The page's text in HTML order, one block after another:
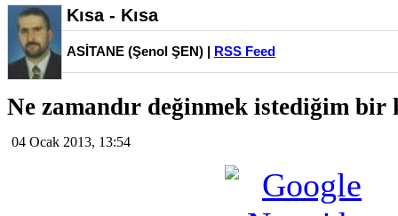
Kısa - Kısa
ASİTANE (Şenol ŞEN) | RSS Feed
Ne zamandır değinmek istediğim bir
04 Ocak 2013, 13:54